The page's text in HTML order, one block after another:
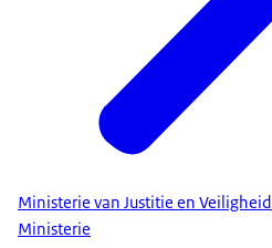
Ministerie van Justitie en Veiligheid
Ministerie